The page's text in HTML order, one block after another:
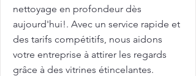
nettoyage en profondeur dès
aujourd'hui!. Avec un service rapide et
des tarifs compétitifs, nous aidons
votre entreprise à attirer les regards
grâce à des vitrines étincelantes.